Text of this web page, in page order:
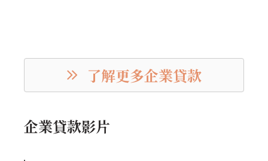
了解更多企業貸款
企業貸款影片